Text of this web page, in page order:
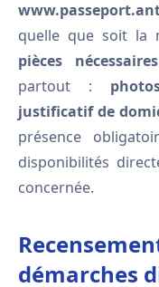
quelle que soit la
pièces nécessaires
partout :
justificatif de
présence
disponibilités
concernée.
démarches